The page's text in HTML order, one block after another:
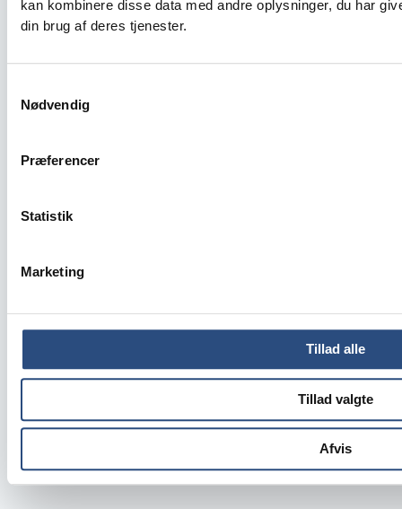
kan kombinere disse data med andre oplysninger, du har
din brug af deres tjenester.
Nødvendig
Præferencer
Statistik
Marketing
Tillad alle
Tillad valgte
Afvis
Erhverv
Lone Vest Gammeljord
Mobil: 50 90 81 18